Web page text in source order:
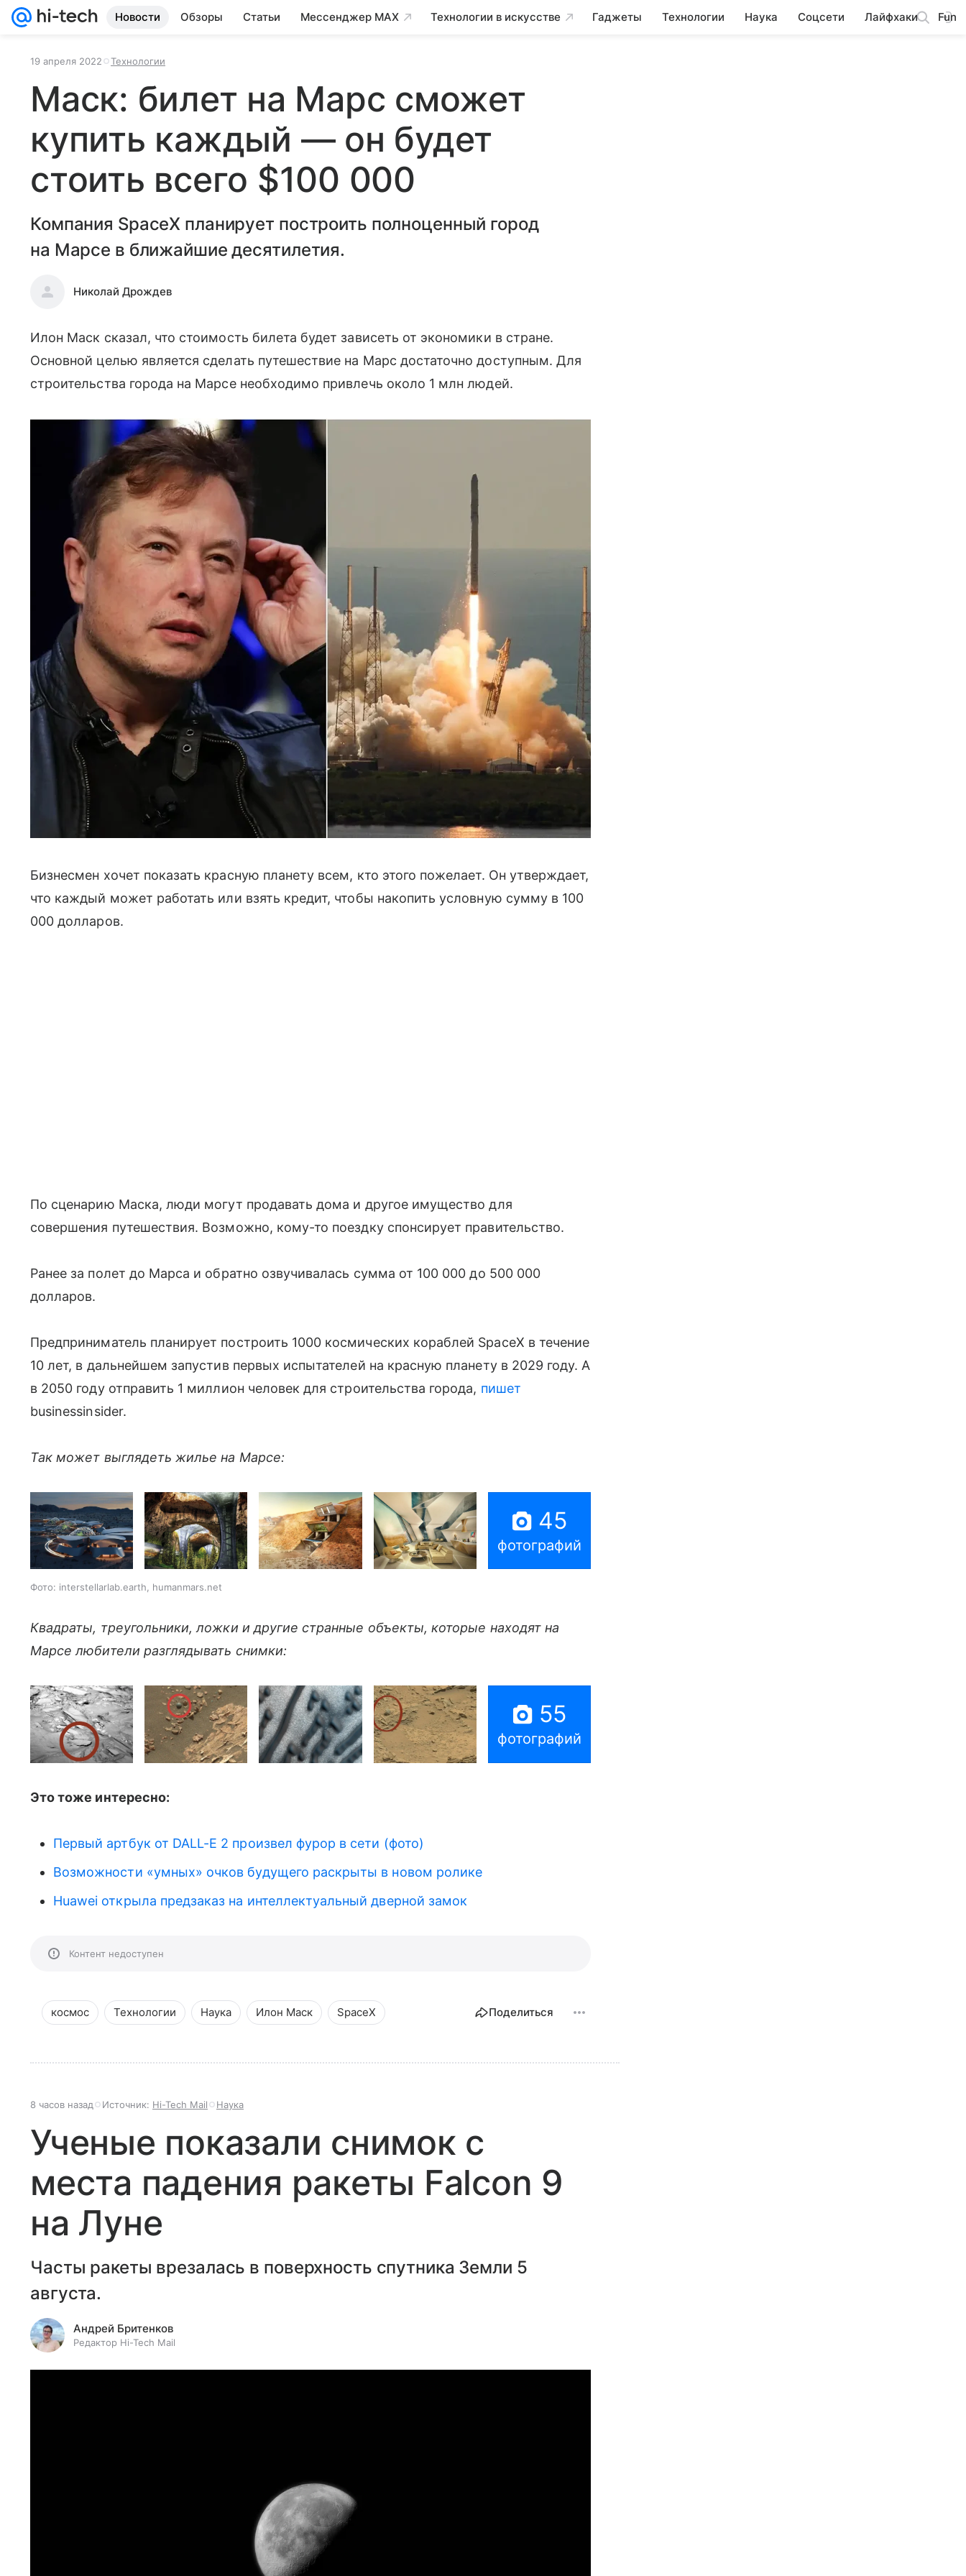
Новости Обзоры Статьи Мессенджер MAX Технологии в искусстве Гаджеты Технологии Наука Соцсети Лайфхаки Fun
19 апреля 2022 Технологии
Маск: билет на Марс сможет
купить каждый — он будет
стоить всего $100 000
Компания SpaceX планирует построить полноценный город
на Марсе в ближайшие десятилетия.
Николай Дрождев
Илон Маск сказал, что стоимость билета будет зависеть от экономики в стране.
Основной целью является сделать путешествие на Марс достаточно доступным. Для
строительства города на Марсе необходимо привлечь около 1 млн людей.
Бизнесмен хочет показать красную планету всем, кто этого пожелает. Он утверждает,
что каждый может работать или взять кредит, чтобы накопить условную сумму в 100
000 долларов.
По сценарию Маска, люди могут продавать дома и другое имущество для
совершения путешествия. Возможно, кому-то поездку спонсирует правительство.
Ранее за полет до Марса и обратно озвучивалась сумма от 100 000 до 500 000
долларов.
Предприниматель планирует построить 1000 космических кораблей SpaceX в течение
10 лет, в дальнейшем запустив первых испытателей на красную планету в 2029 году. А
в 2050 году отправить 1 миллион человек для строительства города, пишет
businessinsider.
Так может выглядеть жилье на Марсе:
45
фотографий
Фото: interstellarlab.earth, humanmars.net
Квадраты, треугольники, ложки и другие странные объекты, которые находят на
Марсе любители разглядывать снимки:
55
фотографий
Это тоже интересно:
Первый артбук от DALL-E 2 произвел фурор в сети (фото)
Возможности «умных» очков будущего раскрыты в новом ролике
Huawei открыла предзаказ на интеллектуальный дверной замок
Контент недоступен
космос Технологии Наука Илон Маск SpaceX Поделиться
8 часов назад Источник: Hi-Tech Mail Наука
Ученые показали снимок с
места падения ракеты Falcon 9
на Луне
Часты ракеты врезалась в поверхность спутника Земли 5
августа.
Андрей Бритенков
Редактор Hi-Tech Mail